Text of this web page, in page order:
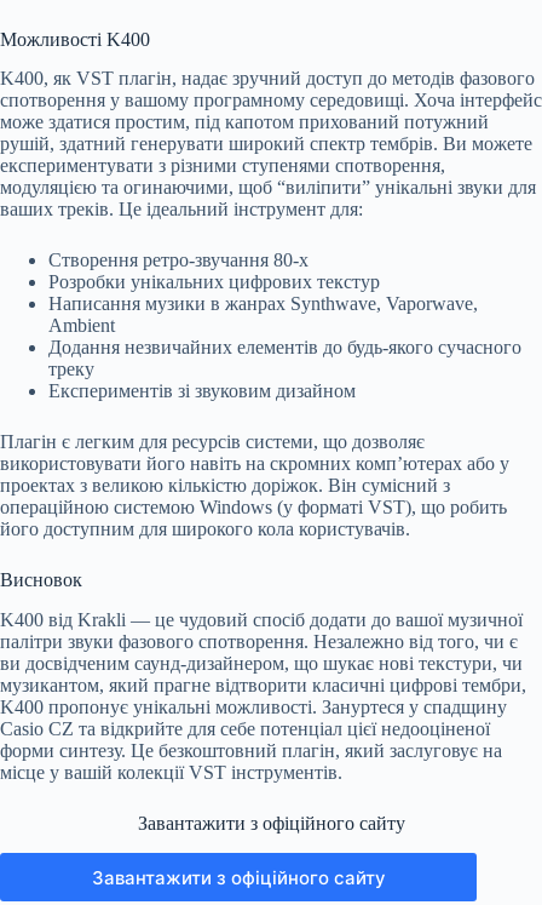
Можливості K400
K400, як VST плагін, надає зручний доступ до методів фазового
спотворення у вашому програмному середовищі. Хоча інтерфейс
може здатися простим, під капотом прихований потужний
рушій, здатний генерувати широкий спектр тембрів. Ви можете
експериментувати з різними ступенями спотворення,
модуляцією та огинаючими, щоб “виліпити” унікальні звуки для
ваших треків. Це ідеальний інструмент для:
Створення ретро-звучання 80-х
Розробки унікальних цифрових текстур
Написання музики в жанрах Synthwave, Vaporwave,
Ambient
Додання незвичайних елементів до будь-якого сучасного
треку
Експериментів зі звуковим дизайном
Плагін є легким для ресурсів системи, що дозволяє
використовувати його навіть на скромних комп’ютерах або у
проектах з великою кількістю доріжок. Він сумісний з
операційною системою Windows (у форматі VST), що робить
його доступним для широкого кола користувачів.
Висновок
K400 від Krakli — це чудовий спосіб додати до вашої музичної
палітри звуки фазового спотворення. Незалежно від того, чи є
ви досвідченим саунд-дизайнером, що шукає нові текстури, чи
музикантом, який прагне відтворити класичні цифрові тембри,
K400 пропонує унікальні можливості. Зануртеся у спадщину
Casio CZ та відкрийте для себе потенціал цієї недооціненої
форми синтезу. Це безкоштовний плагін, який заслуговує на
місце у вашій колекції VST інструментів.
Завантажити з офіційного сайту
Завантажити з офіційного сайту